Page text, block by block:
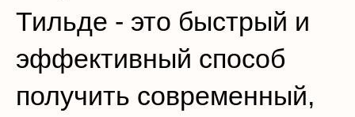
Тильде - это быстрый и
эффективный способ
получить современный,